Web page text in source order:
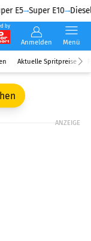
E5 Super E10 Diesel
by
Anmelden Menü
Aktuelle Spritpreise
ANZEIGE